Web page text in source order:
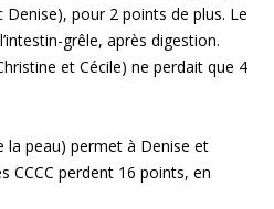
Denise), pour 2 points de plus. Le
grêle, après digestion.
et Cécile) ne perdait que 4
la peau) permet à Denise et
CCCC perdent 16 points, en